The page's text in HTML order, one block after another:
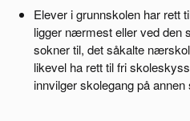
Elever i grunnskolen har rett
ligger nærmest eller ved den
sokner til, det såkalte
likevel ha rett til fri
innvilger skolegang på